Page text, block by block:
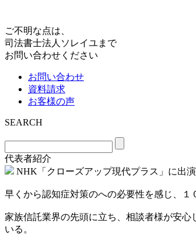
ご不明な点は、
司法書士法人ソレイユまで
お問い合わせください
お問い合わせ
資料請求
お客様の声
SEARCH
代表者紹介
NHK「クローズアップ現代プラス」に出
早くから認知症対策のへの必要性を感じ、
家族信託業界の先頭に立ち、相談者様が安
いる。